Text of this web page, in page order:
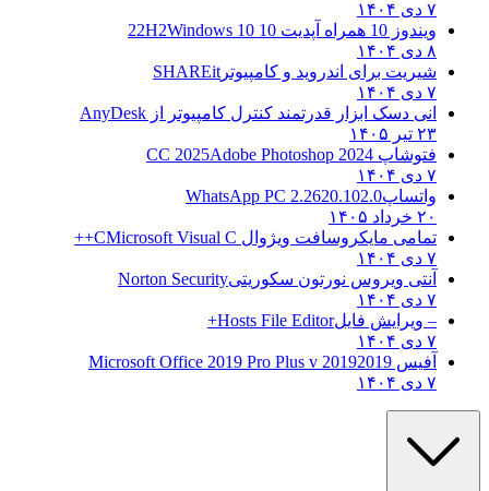
۷ دی ۱۴۰۴
ویندوز 10 همراه آپدیت 10 22H2
Windows 10
۸ دی ۱۴۰۴
شیریت برای اندروید و کامپیوتر SHAREit
۷ دی ۱۴۰۴
انی دسک ابزار قدرتمند کنترل کامپیوتر از AnyDesk
۲۳ تیر ۱۴۰۵
فتوشاپ CC 2025 Adobe Photoshop 2024
۷ دی ۱۴۰۴
واتساپWhatsApp PC 2.2620.102.0
۲۰ خرداد ۱۴۰۵
تمامی مایکروسافت ویژوال C Microsoft Visual C++
۷ دی ۱۴۰۴
آنتی ویروس نورتون سکوریتیNorton Security
۷ دی ۱۴۰۴
– ویرایش فایلHosts File Editor+
۷ دی ۱۴۰۴
آفیس 2019 2019 Microsoft Office 2019 Pro Plus v
۷ دی ۱۴۰۴